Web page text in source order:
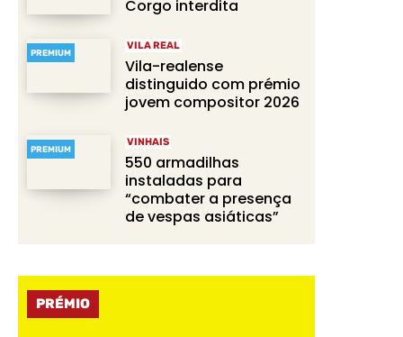
Corgo interdita
PREMIUM
VILA REAL
Vila-realense
distinguido com prémio
jovem compositor 2026
PREMIUM
VINHAIS
550 armadilhas
instaladas para
“combater a presença
de vespas asiáticas”
PRÉMIO